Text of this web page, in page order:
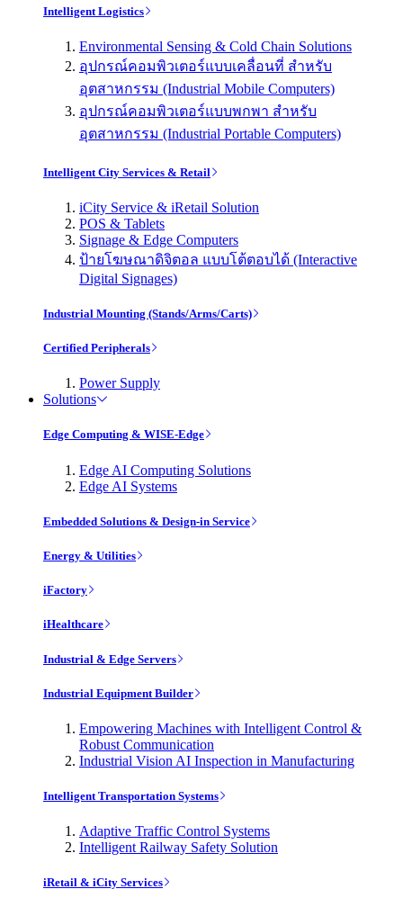
Intelligent Logistics
Environmental Sensing & Cold Chain Solutions
อุปกรณ์คอมพิวเตอร์แบบเคลื่อนที่ สำหรับ
อุตสาหกรรม (Industrial Mobile Computers)
อุปกรณ์คอมพิวเตอร์แบบพกพา สำหรับ
อุตสาหกรรม (Industrial Portable Computers)
Intelligent City Services & Retail
iCity Service & iRetail Solution
POS & Tablets
Signage & Edge Computers
ป้ายโฆษณาดิจิตอล แบบโต้ตอบได้ (Interactive
Digital Signages)
Industrial Mounting (Stands/Arms/Carts)
Certified Peripherals
Power Supply
Solutions
Edge Computing & WISE-Edge
Edge AI Computing Solutions
Edge AI Systems
Embedded Solutions & Design-in Service
Energy & Utilities
iFactory
iHealthcare
Industrial & Edge Servers
Industrial Equipment Builder
Empowering Machines with Intelligent Control &
Robust Communication
Industrial Vision AI Inspection in Manufacturing
Intelligent Transportation Systems
Adaptive Traffic Control Systems
Intelligent Railway Safety Solution
iRetail & iCity Services